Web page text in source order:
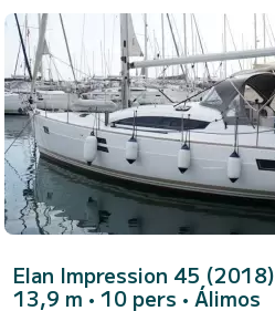
Elan Impression 45 (2018)
13,9 m • 10 pers • Álimos